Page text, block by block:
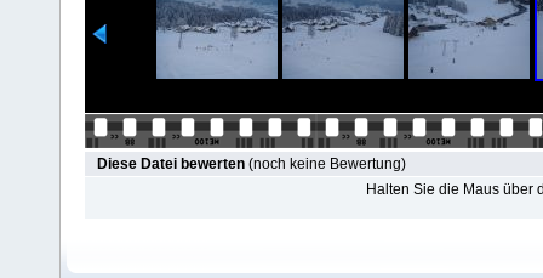
Diese Datei bewerten (noch keine Bewertung)
Halten Sie die Maus über